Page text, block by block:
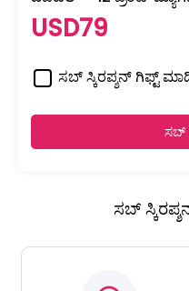
USD79
ಸಬ್ ಸ್ಕಿರಪ್ಶನ್ ಗಿಫ್ಟ್
ಸಬ್
ಸಬ್